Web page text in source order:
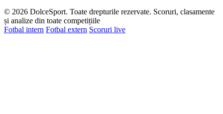
© 2026 DolceSport. Toate drepturile rezervate. Scoruri, clasamente
și analize din toate competițiile
Fotbal intern Fotbal extern Scoruri live
Cu acordul tău, activăm și statistici anonime și
publicitate personalizată. Detalii în